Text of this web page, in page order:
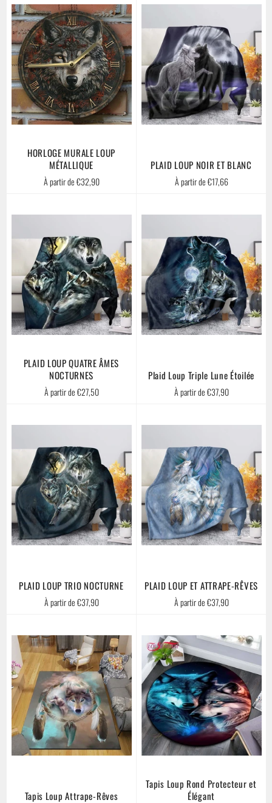
HORLOGE MURALE LOUP
MÉTALLIQUE
À partir de €32,90
PLAID LOUP NOIR ET BLANC
À partir de €17,66
PLAID LOUP QUATRE ÂMES
NOCTURNES
À partir de €27,50
Plaid Loup Triple Lune Étoilée
À partir de €37,90
PLAID LOUP TRIO NOCTURNE
À partir de €37,90
PLAID LOUP ET ATTRAPE-RÊVES
À partir de €37,90
Tapis Loup Attrape-Rêves
Tapis Loup Rond Protecteur et
Élégant